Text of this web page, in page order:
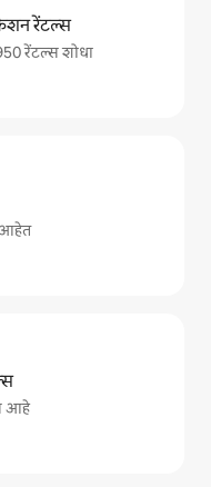
रेंटल्स
रेंटल्स शोधा
आहेत
आहे